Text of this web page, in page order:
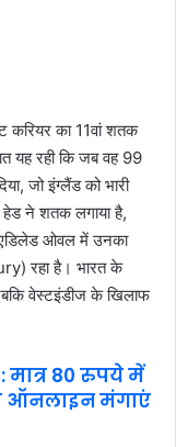
का 11वां शतक
यह रही कि जब वह 99
जो इंग्लैंड को भारी
ने शतक लगाया है,
एडिलेड ओवल में उनका
रहा है। भारत के
वेस्टइंडीज के खिलाफ
मात्र 80 रुपये में
ऑनलाइन मंगाएं